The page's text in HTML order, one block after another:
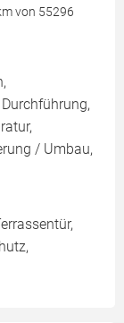
von 55296
/ Umbau,